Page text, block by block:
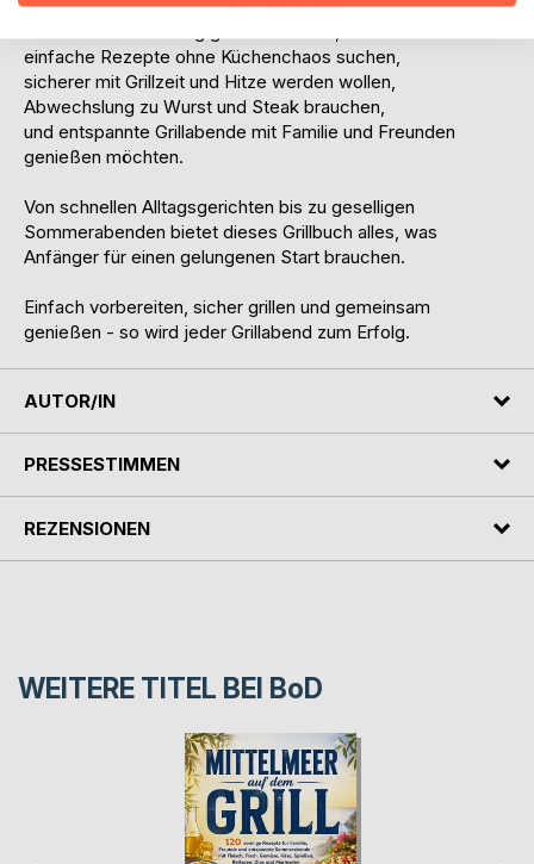
einfache Rezepte ohne Küchenchaos suchen,
sicherer mit Grillzeit und Hitze werden wollen,
Abwechslung zu Wurst und Steak brauchen,
und entspannte Grillabende mit Familie und Freunden
genießen möchten.
Von schnellen Alltagsgerichten bis zu geselligen
Sommerabenden bietet dieses Grillbuch alles, was
Anfänger für einen gelungenen Start brauchen.
Einfach vorbereiten, sicher grillen und gemeinsam
genießen - so wird jeder Grillabend zum Erfolg.
AUTOR/IN
PRESSESTIMMEN
REZENSIONEN
WEITERE TITEL BEI BoD